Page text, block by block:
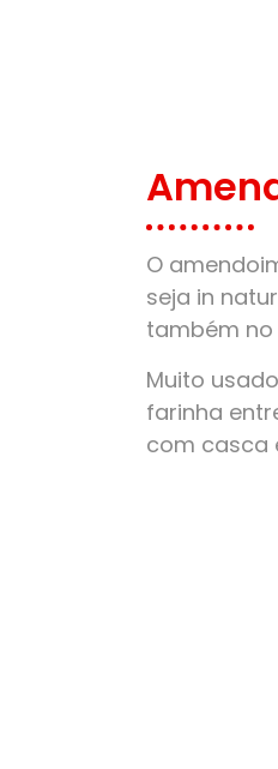
O
seja in
também
Muito
farinha
com casca